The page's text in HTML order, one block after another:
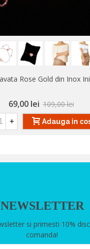
Rose Gold din Inox
69,00 lei 109,00 lei
+ Adauga in
NEWSLETTER
si primesti 10%
comanda!